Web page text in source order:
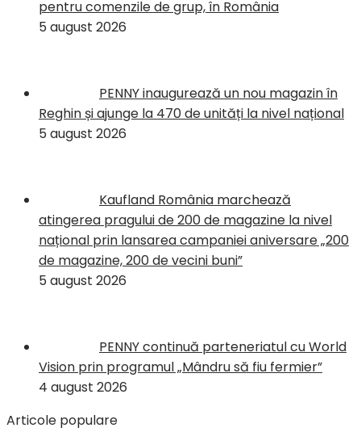
pentru comenzile de grup, în România
5 august 2026
PENNY inaugurează un nou magazin în
Reghin și ajunge la 470 de unități la nivel național
5 august 2026
Kaufland România marchează
atingerea pragului de 200 de magazine la nivel
național prin lansarea campaniei aniversare „200
de magazine, 200 de vecini buni”
5 august 2026
PENNY continuă parteneriatul cu World
Vision prin programul „Mândru să fiu fermier”
4 august 2026
Articole populare